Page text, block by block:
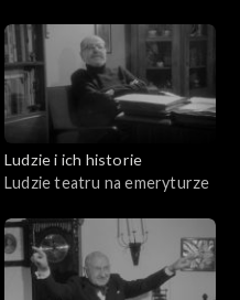
Ludzie i ich historie
Ludzie teatru na emeryturze